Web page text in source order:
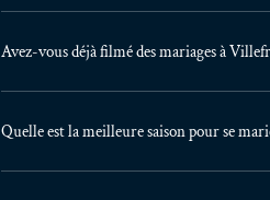
Avez-vous déjà filmé des mariages à
Quelle est la meilleure saison pour se